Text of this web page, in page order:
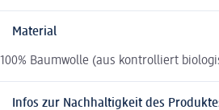
Material
100% Baumwolle (aus kontrolliert
Infos zur Nachhaltigkeit des